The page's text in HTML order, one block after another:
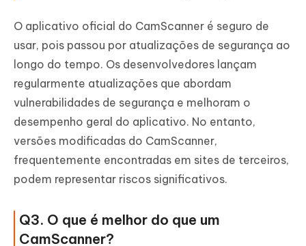
O aplicativo oficial do CamScanner é seguro de
usar, pois passou por atualizações de segurança ao
longo do tempo. Os desenvolvedores lançam
regularmente atualizações que abordam
vulnerabilidades de segurança e melhoram o
desempenho geral do aplicativo. No entanto,
versões modificadas do CamScanner,
frequentemente encontradas em sites de terceiros,
podem representar riscos significativos.
Q3. O que é melhor do que um
CamScanner?